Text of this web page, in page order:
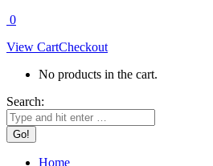
0
View CartCheckout
No products in the cart.
Search:
Home